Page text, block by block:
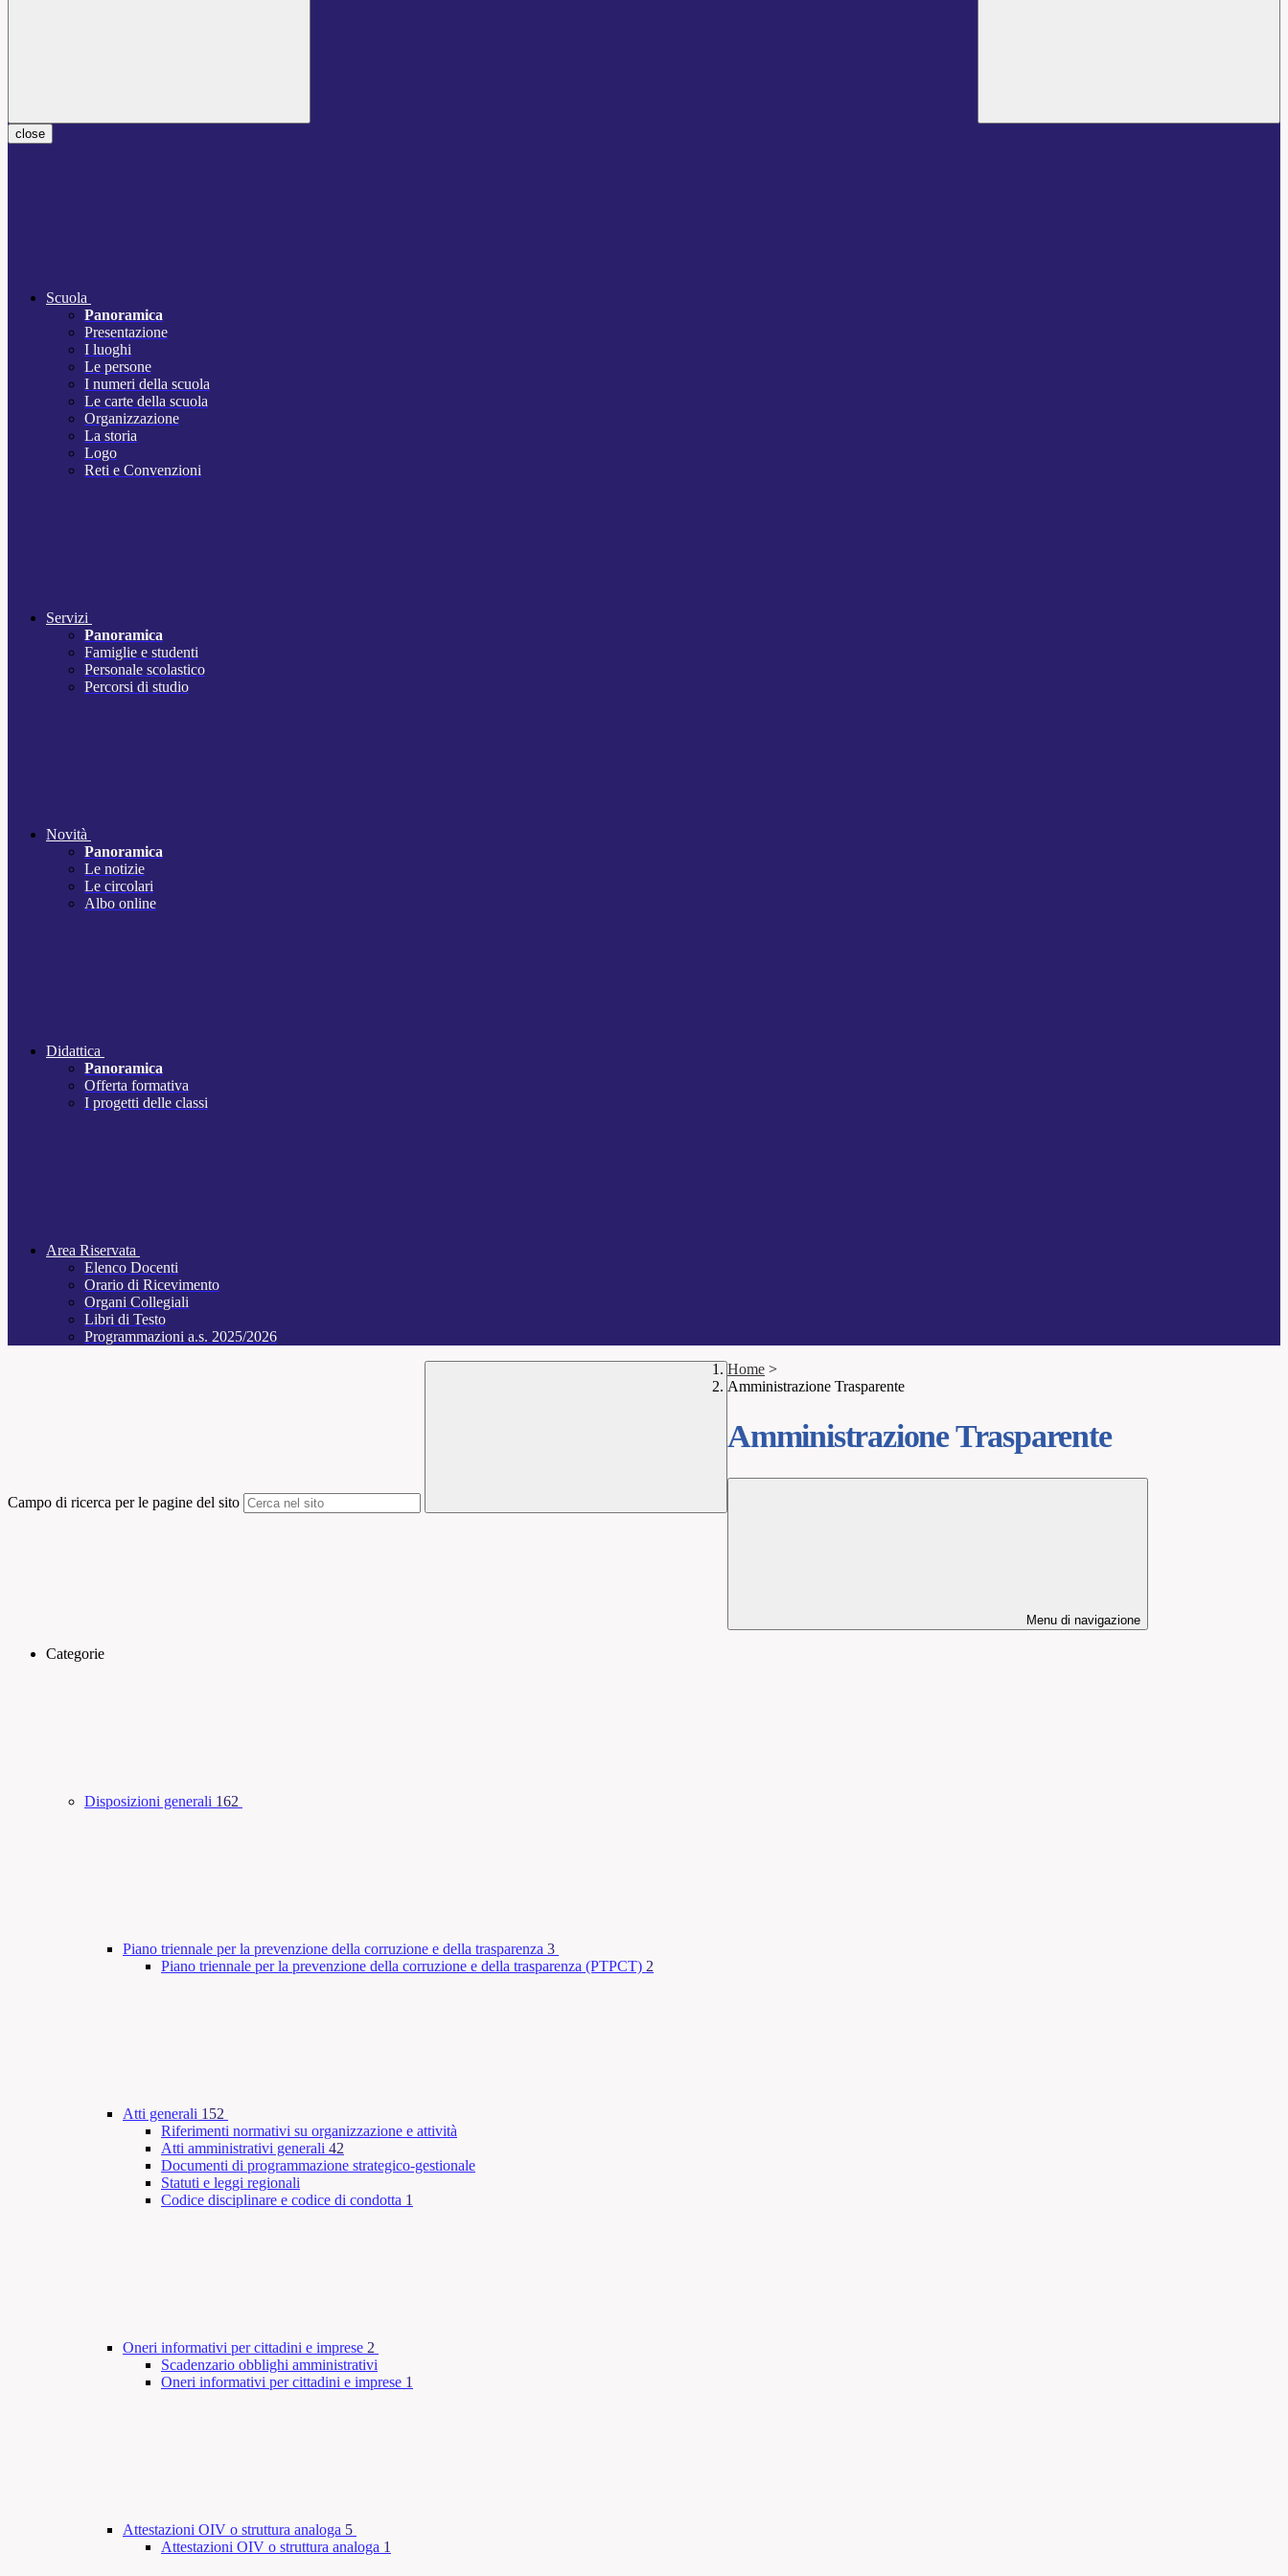
close
Scuola
Panoramica
Presentazione
I luoghi
Le persone
I numeri della scuola
Le carte della scuola
Organizzazione
La storia
Logo
Reti e Convenzioni
Servizi
Panoramica
Famiglie e studenti
Personale scolastico
Percorsi di studio
Novità
Panoramica
Le notizie
Le circolari
Albo online
Didattica
Panoramica
Offerta formativa
I progetti delle classi
Area Riservata
Elenco Docenti
Orario di Ricevimento
Organi Collegiali
Libri di Testo
Programmazioni a.s. 2025/2026
Campo di ricerca per le pagine del sito
Home >
Amministrazione Trasparente
Amministrazione Trasparente
Menu di navigazione
Categorie
Disposizioni generali 162
Piano triennale per la prevenzione della corruzione e della trasparenza 3
Piano triennale per la prevenzione della corruzione e della trasparenza (PTPCT) 2
Atti generali 152
Riferimenti normativi su organizzazione e attività
Atti amministrativi generali 42
Documenti di programmazione strategico-gestionale
Statuti e leggi regionali
Codice disciplinare e codice di condotta 1
Oneri informativi per cittadini e imprese 2
Scadenzario obblighi amministrativi
Oneri informativi per cittadini e imprese 1
Attestazioni OIV o struttura analoga 5
Attestazioni OIV o struttura analoga 1